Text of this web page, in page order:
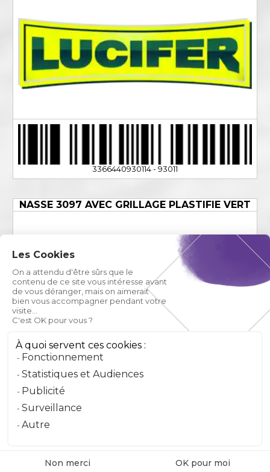
3366440930114 - 93011
NASSE 3097 AVEC GRILLAGE PLASTIFIE VERT
Les Cookies
On a attendu d'être sûrs que le
contenu de ce site vous intéresse avant
de vous déranger, mais on aimerait
bien vous accompagner pendant votre
visite...
C'est OK pour vous ?
À quoi servent ces cookies :
Fonctionnement
Statistiques et Audiences
Publicité
Surveillance
Autre
Non merci OK pour moi